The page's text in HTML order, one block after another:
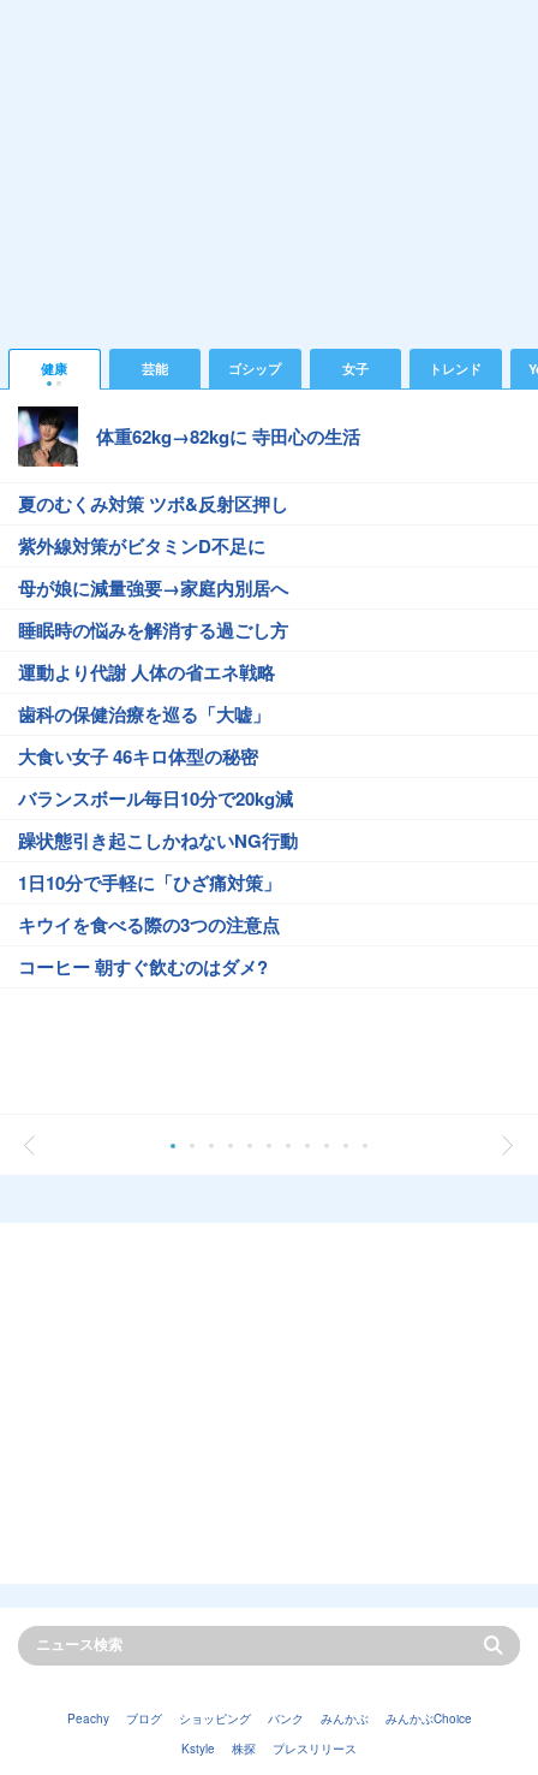
健康 芸能 ゴシップ 女子 トレンド
体重62kg→82kgに 寺田心の生活
夏のむくみ対策 ツボ&反射区押し
紫外線対策がビタミンD不足に
母が娘に減量強要→家庭内別居へ
睡眠時の悩みを解消する過ごし方
運動より代謝 人体の省エネ戦略
歯科の保健治療を巡る「大嘘」
大食い女子 46キロ体型の秘密
バランスボール毎日10分で20kg減
躁状態引き起こしかねないNG行動
1日10分で手軽に「ひざ痛対策」
キウイを食べる際の3つの注意点
コーヒー 朝すぐ飲むのはダメ?
Peachy ブログ ショッピング バンク みんかぶ
みんかぶChoice
Kstyle
株探 プレスリリース